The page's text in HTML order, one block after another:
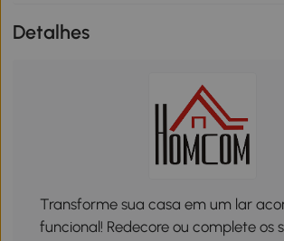
Detalhes
Transforme sua casa em um lar
funcional! Redecore ou complete os